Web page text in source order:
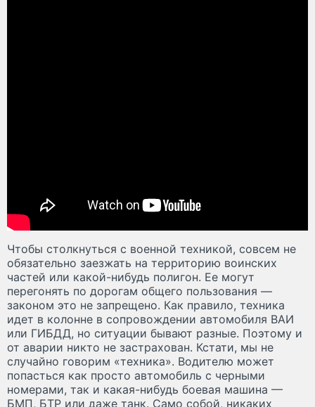
Чтобы столкнуться с военной техникой, совсем не
обязательно заезжать на территорию воинских
частей или какой-нибудь полигон. Ее могут
перегонять по дорогам общего пользования —
законом это не запрещено. Как правило, техника
идет в колонне в сопровождении автомобиля ВАИ
или ГИБДД, но ситуации бывают разные. Поэтому и
от аварии никто не застрахован. Кстати, мы не
случайно говорим «техника». Водителю может
попасться как просто автомобиль с черными
номерами, так и какая-нибудь боевая машина —
БМП, БТР или даже танк. Само собой, никаких